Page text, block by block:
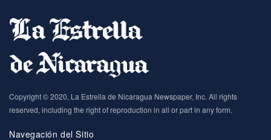
Copyright © 2020, La Estrella de Nicaragua Newspaper, Inc. All rights
reserved, including the right of reproduction in all or part in any form.
Navegación del Sitio